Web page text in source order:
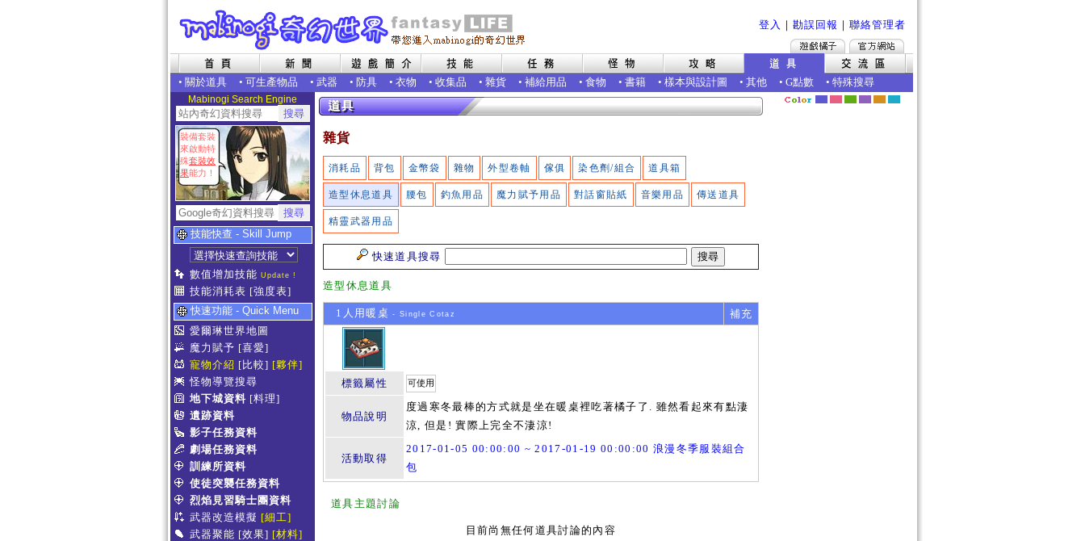
登入 ｜ 勘誤回報 ｜ 聯絡管理者
• 關於道具 • 可生產物品 • 武器 • 防具 • 衣物 • 收集品 • 雜貨 • 補給用品 • 食物 • 書籍 • 樣本與設計圖 • 其他 • G點數 • 特殊搜尋
Mabinogi Search Engine
裝備套裝
來啟動特
殊套裝效
果能力！
技能快查 - Skill Jump
數值增加技能 Update !
技能消耗表 [強度表]
快速功能 - Quick Menu
愛爾琳世界地圖
魔力賦予 [喜愛]
寵物介紹 [比較] [夥伴]
怪物導覽搜尋
地下城資料 [料理]
遺跡資料
影子任務資料
劇場任務資料
訓練所資料
使徒突襲任務資料
烈焰見習騎士團資料
武器改造模擬 [細工]
武器聚能 [效果] [材料]
雜貨
消耗品 背包 金幣袋 雜物 外型卷軸 傢俱 染色劑/組合 道具箱
造型休息道具 腰包 釣魚用品 魔力賦予用品 對話窗貼紙 音樂用品 傳送道具
精靈武器用品
快速道具搜尋
造型休息道具
1人用暖桌 - Single Cotaz 補充
標籤屬性 可使用
物品說明
度過寒冬最棒的方式就是坐在暖桌裡吃著橘子了. 雖然看起來有點淒
涼, 但是! 實際上完全不淒涼!
活動取得
2017-01-05 00:00:00 ~ 2017-01-19 00:00:00 浪漫冬季服裝組合
包
道具主題討論
目前尚無任何道具討論的內容